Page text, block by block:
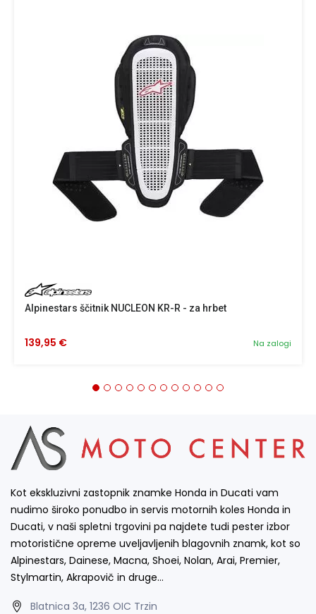
Alpinestars ščitnik NUCLEON KR-R - za hrbet
Na zalogi
139,95 €
Kot ekskluzivni zastopnik znamke Honda in Ducati vam
nudimo široko ponudbo in servis motornih koles Honda in
Ducati, v naši spletni trgovini pa najdete tudi pester izbor
motoristične opreme uveljavljenih blagovnih znamk, kot so
Alpinestars, Dainese, Macna, Shoei, Nolan, Arai, Premier,
Stylmartin, Akrapovič in druge…
Blatnica 3a, 1236 OIC Trzin